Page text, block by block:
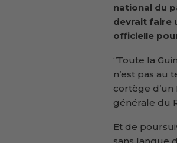
national du
devrait faire
officielle
‘’Toute la
n’est pas au
cortège d’un
générale du
Et de